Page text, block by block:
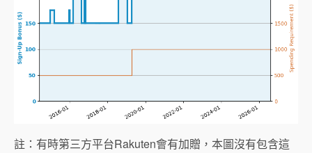
註：有時第三方平台Rakuten會有加贈，本圖沒有包含這